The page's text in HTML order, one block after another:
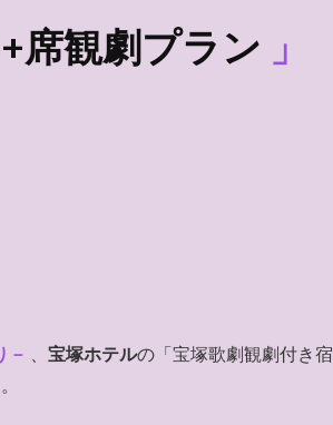
席観劇プラン 」
－ 、宝塚ホテルの「宝塚歌劇観劇付き宿